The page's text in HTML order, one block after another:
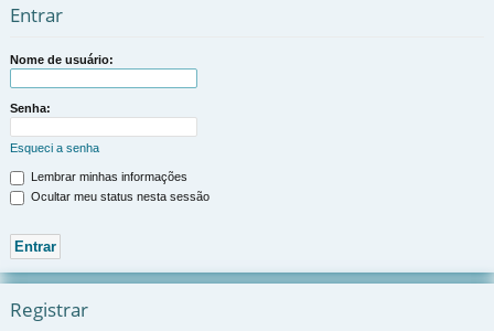
pi
os
Entrar
Nome de usuário:
Senha:
Esqueci a senha
Lembrar minhas informações
Ocultar meu status nesta sessão
Registrar